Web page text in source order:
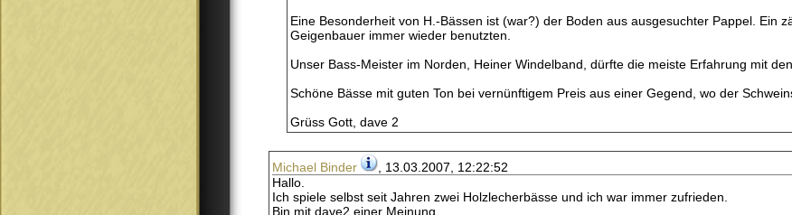
Eine Besonderheit von H.-Bässen ist (war?) der Boden aus ausgesuchter Pappel. Ein
Geigenbauer immer wieder benutzten.
Unser Bass-Meister im Norden, Heiner Windelband, dürfte die meiste Erfahrung mit
Schöne Bässe mit guten Ton bei vernünftigem Preis aus einer Gegend, wo der
Grüss Gott, dave 2
Michael Binder
, 13.03.2007, 12:22:52
Hallo.
Ich spiele selbst seit Jahren zwei Holzlecherbässe und ich war immer zufrieden.
Bin mit dave2 einer Meinung.